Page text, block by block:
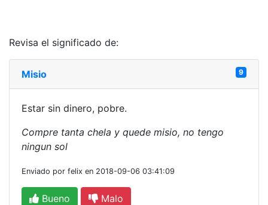
Revisa el significado de:
Misio 9
Estar sin dinero, pobre.
Compre tanta chela y quede misio, no tengo
ningun sol
Enviado por felix en 2018-09-06 03:41:09
Bueno Malo